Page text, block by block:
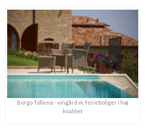
Borgo Tollena - vingård m. ferieboliger i høj
kvalitet